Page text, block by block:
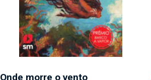
Onde morre o vento